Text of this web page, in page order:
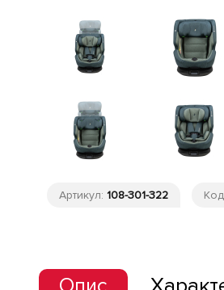
Артикул: 108-301-322